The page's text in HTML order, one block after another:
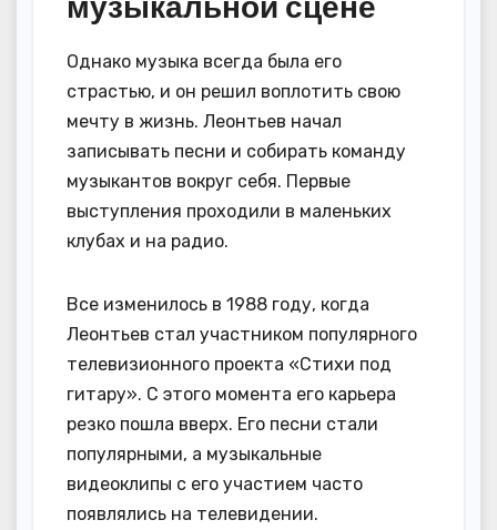
Однако музыка всегда была его
страстью, и он решил воплотить свою
мечту в жизнь. Леонтьев начал
записывать песни и собирать команду
музыкантов вокруг себя. Первые
выступления проходили в маленьких
клубах и на радио.
Все изменилось в 1988 году, когда
Леонтьев стал участником популярного
телевизионного проекта «Стихи под
гитару». С этого момента его карьера
резко пошла вверх. Его песни стали
популярными, а музыкальные
видеоклипы с его участием часто
появлялись на телевидении.